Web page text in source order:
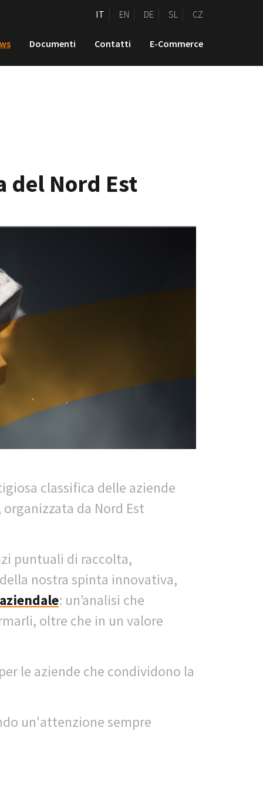
IT EN DE SL CZ
Documenti Contatti E-Commerce
del Nord Est
classifica delle aziende
da Nord Est
puntuali di raccolta,
nostra spinta innovativa,
: un’analisi che
oltre che in un valore
le aziende che condividono la
un'attenzione sempre